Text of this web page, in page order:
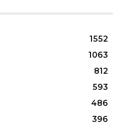
1552
1063
812
593
486
396